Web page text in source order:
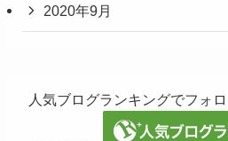
2020年9月
人気ブログランキングでフォ